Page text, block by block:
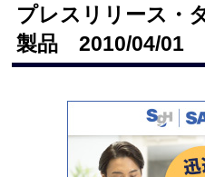
プレスリリース・
製品 2010/04/01